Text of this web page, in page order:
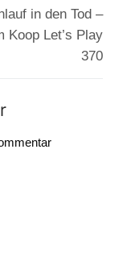
in den Tod –
Koop Let’s Play
370